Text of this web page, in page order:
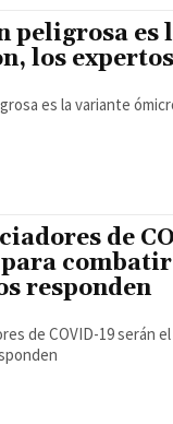
peligrosa es
los
es la variante
de
responden
de COVID-19 serán